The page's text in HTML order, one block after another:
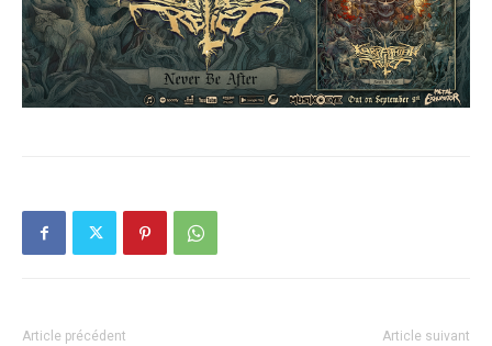
Article précédent Article suivant